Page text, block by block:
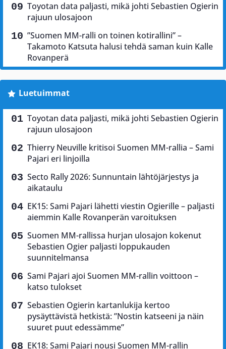
Toyotan data paljasti, mikä johti Sebastien Ogierin
rajuun ulosajoon
”Suomen MM-ralli on toinen kotirallini” –
Takamoto Katsuta halusi tehdä saman kuin Kalle
Rovanperä
Luetuimmat
Toyotan data paljasti, mikä johti Sebastien Ogierin
rajuun ulosajoon
Thierry Neuville kritisoi Suomen MM-rallia – Sami
Pajari eri linjoilla
Secto Rally 2026: Sunnuntain lähtöjärjestys ja
aikataulu
EK15: Sami Pajari lähetti viestin Ogierille – paljasti
aiemmin Kalle Rovanperän varoituksen
Suomen MM-rallissa hurjan ulosajon kokenut
Sebastien Ogier paljasti loppukauden
suunnitelmansa
Sami Pajari ajoi Suomen MM-rallin voittoon –
katso tulokset
Sebastien Ogierin kartanlukija kertoo
pysäyttävistä hetkistä: ”Nostin katseeni ja näin
suuret puut edessämme”
EK18: Sami Pajari nousi Suomen MM-rallin